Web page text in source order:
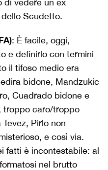
di vedere un ex
Scudetto.
: È facile, oggi,
e definirlo con termini
il tifoso medio era
bidone, Mandzukic
Cuadrado bidone e
troppo caro/troppo
Pirlo non
e così via.
fatti è incontestabile: al
nel brutto